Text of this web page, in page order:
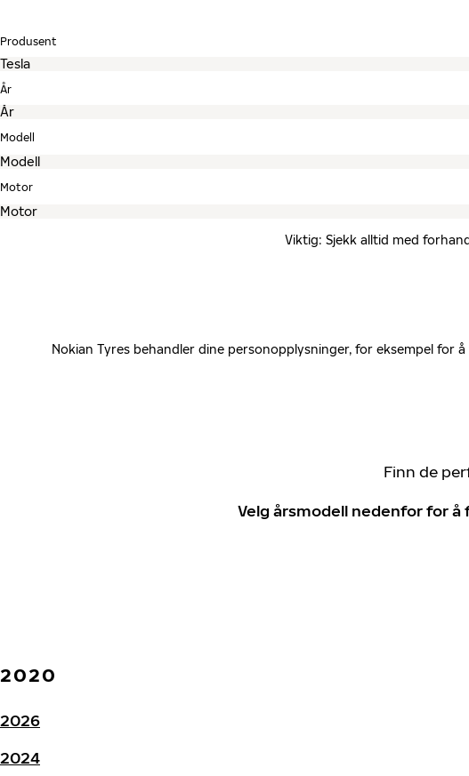
Produsent
År
Modell
Motor
Viktig: Sjekk alltid med
Nokian Tyres behandler dine personopplysninger, for eksempel
Finn de
Velg årsmodell nedenfor for
2020
2026
2024